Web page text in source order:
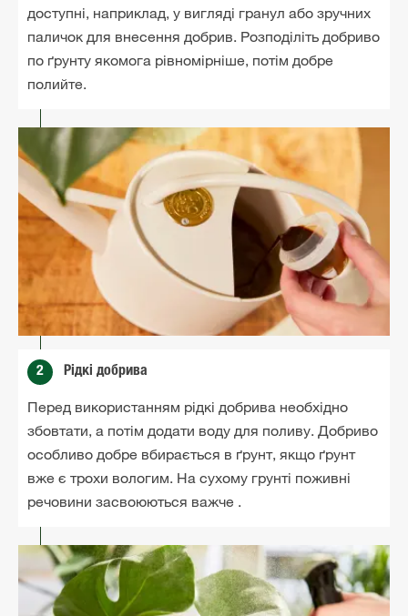
доступні, наприклад, у вигляді гранул або зручних
паличок для внесення добрив. Розподіліть добриво
по ґрунту якомога рівномірніше, потім добре
полийте.
2 Рідкі добрива
Перед використанням рідкі добрива необхідно
збовтати, а потім додати воду для поливу. Добриво
особливо добре вбирається в ґрунт, якщо ґрунт
вже є трохи вологим. На сухому грунті поживні
речовини засвоюються важче .